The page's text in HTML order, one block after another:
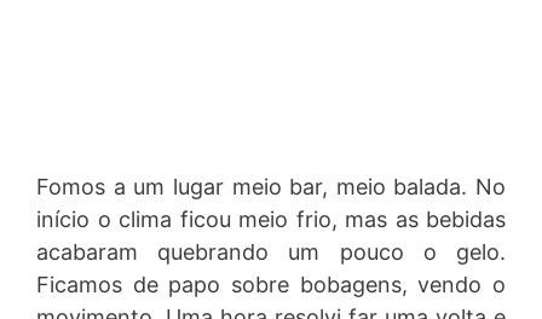
Fomos a um lugar meio bar, meio balada. No
início o clima ficou meio frio, mas as bebidas
acabaram quebrando um pouco o gelo.
Ficamos de papo sobre bobagens, vendo o